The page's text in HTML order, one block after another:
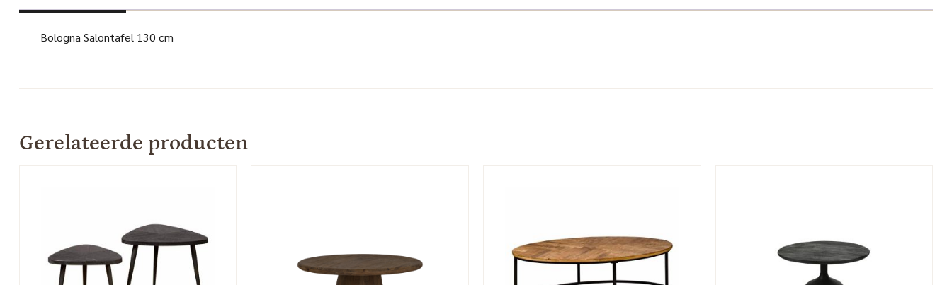
Bologna Salontafel 130 cm
Gerelateerde producten